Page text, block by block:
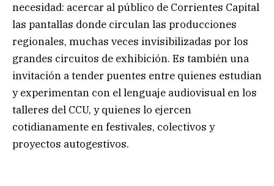
necesidad: acercar al público de Corrientes Capital
las pantallas donde circulan las producciones
regionales, muchas veces invisibilizadas por los
grandes circuitos de exhibición. Es también una
invitación a tender puentes entre quienes estudian
y experimentan con el lenguaje audiovisual en los
talleres del CCU, y quienes lo ejercen
cotidianamente en festivales, colectivos y
proyectos autogestivos.